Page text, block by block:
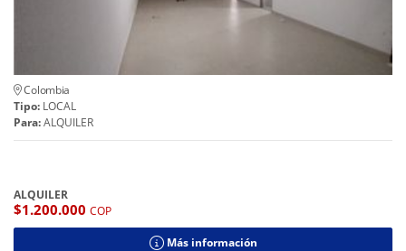
Colombia
Tipo: LOCAL
Para:ALQUILER
ALQUILER
$1.200.000 COP
Más información